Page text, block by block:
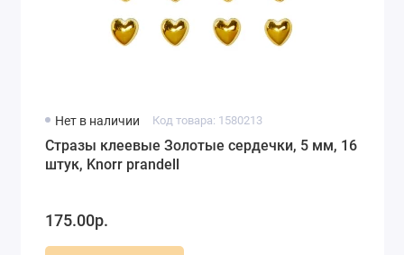
Нет в наличии Код товара: 1580213
Стразы клеевые Золотые сердечки, 5 мм, 16
штук, Knorr prandell
175.00р.